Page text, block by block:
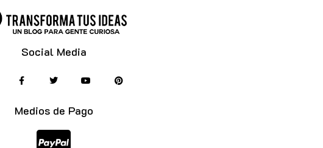
Social Media
Medios de Pago